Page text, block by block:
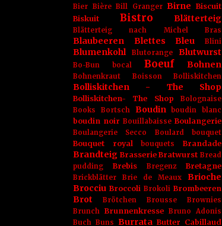
Bier Bière Bill Granger Birne
Biscuit
Biskuit
Bistro Blätterteig
Blätterteig nach Michel Bras
Blaubeeren Blettes Bleu Blini
Blumenkohl Blutorange Blutwurst
Bo-Bun bocal Boeuf Bohnen
Bohnenkraut Boisson Bolliskitchen
Bolliskitchen - The Shop
Bolliskitchen- The Shop
Bolognaise
Books
Bortsch Boudin boudin blanc
boudin noir Bouillabaisse Boulangerie
Boulangerie Secco Boulard bouquet
Bouquet royal bouquets Brandade
Brandteig Brasserie Bratwurst Bread
pudding
Brebis Bregenz Bretagne
Brickblätter Brie de Meaux
Brioche
Brocciu Broccoli Brokoli Brombeeren
Brot Brötchen Brousse
Brownies
Brunch Brunnenkresse Bruno Adonis
Buch Buns Burrata Butter Cabillaud